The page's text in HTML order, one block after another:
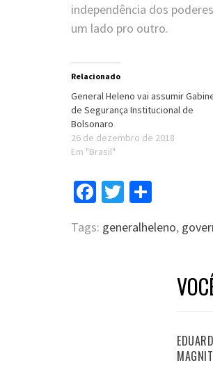
independência dos
um lado pro outro.
Relacionado
General Heleno vai assumir
de Segurança Institucional de
Bolsonaro
26 de dezembro de 2018
Em "Brasil"
Facebook
Twitter
Tags: generalheleno,